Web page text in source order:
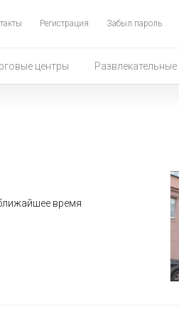
Регистрация Забыл пароль
центры
время